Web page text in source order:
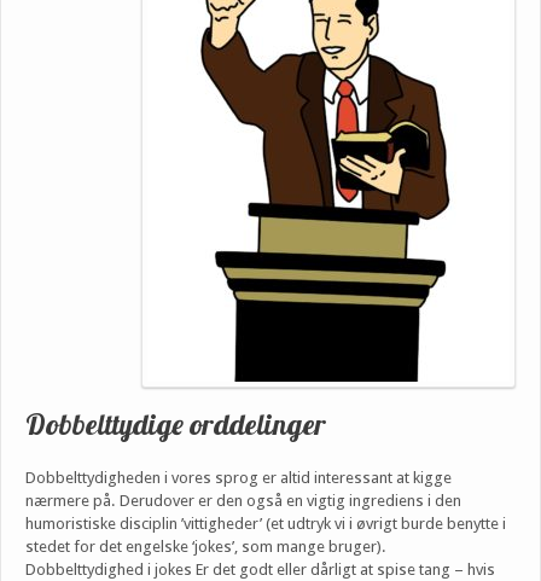
Dobbelttydige orddelinger
Dobbelttydigheden i vores sprog er altid interessant at kigge
nærmere på. Derudover er den også en vigtig ingrediens i den
humoristiske disciplin ’vittigheder’ (et udtryk vi i øvrigt burde benytte i
stedet for det engelske ‘jokes’, som mange bruger).
Dobbelttydighed i jokes Er det godt eller dårligt at spise tang – hvis